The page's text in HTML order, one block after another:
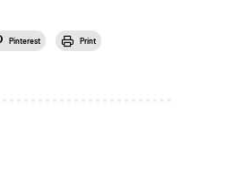
Pinterest Print